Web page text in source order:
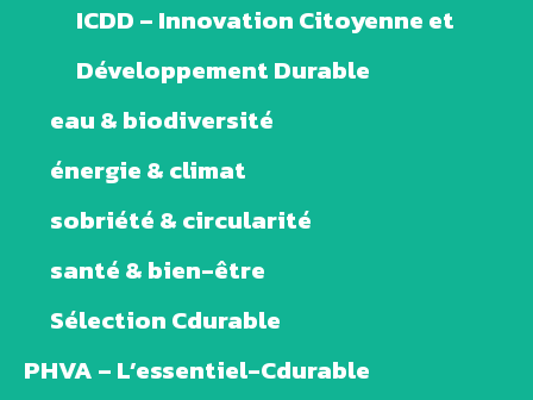
ICDD – Innovation Citoyenne et
Développement Durable
eau & biodiversité
énergie & climat
sobriété & circularité
santé & bien-être
Sélection Cdurable
PHVA – L’essentiel-Cdurable